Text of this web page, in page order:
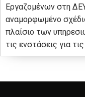
Εργαζομένων στη
αναμορφωμένο
πλαίσιο των
τις ενστάσεις για